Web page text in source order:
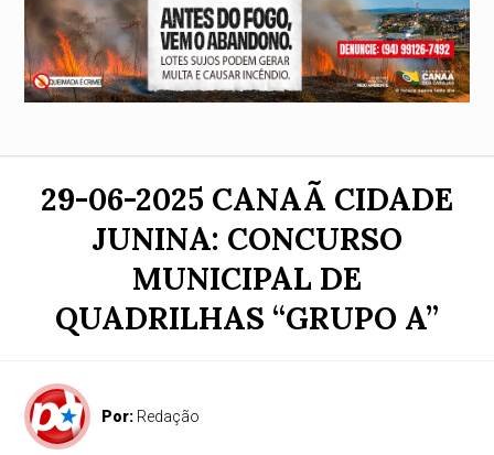
29-06-2025 CANAÃ CIDADE
JUNINA: CONCURSO
MUNICIPAL DE
QUADRILHAS “GRUPO A”
Por: Redação